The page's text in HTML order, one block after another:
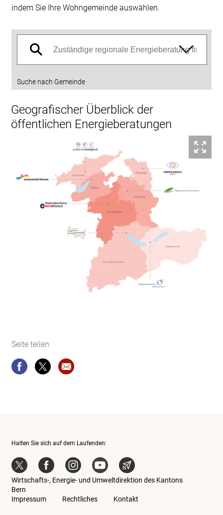
indem Sie Ihre Wohngemeinde auswählen.
Suche nach Gemeinde
Geografischer Überblick der
öffentlichen Energieberatungen
Seite teilen
Seite teilenSeite teilenWebsite-Empfehlung: Öffentliche
Halten Sie sich auf dem Laufenden:
X FacebookInstagramYouTubeNews-Abo
Wirtschafts-, Energie- und Umweltdirektion des Kantons
Bern
Impressum
Rechtliches Kontakt